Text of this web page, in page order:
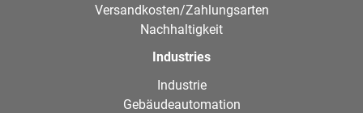
Versandkosten/Zahlungsarten
Nachhaltigkeit
Industries
Industrie
Gebäudeautomation